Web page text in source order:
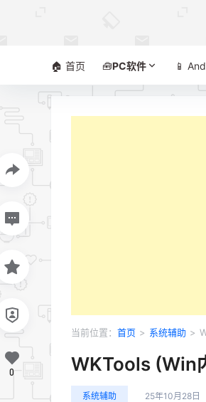
🏠 首页 🧰PC软件 📱
当前位置： 首页 > 系统辅助 >
WKTools (Win
系统辅助 25年10月28日
0